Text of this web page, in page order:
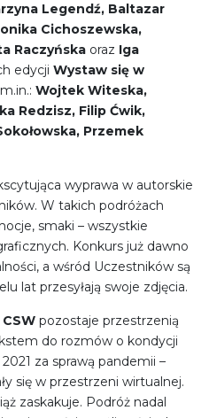
Legendź, Baltazar
Cichoszewska,
Raczyńska oraz Iga
edycji Wystaw się w
Wojtek Witeska,
Redzisz, Filip Ćwik,
Przemek
wyprawa w autorskie
W takich podróżach
smaki – wszystkie
Konkurs już dawno
a wśród Uczestników są
lat przesyłają swoje zdjęcia.
pozostaje przestrzenią
do rozmów o kondycji
za sprawą pandemii –
się w przestrzeni wirtualnej.
zaskakuje. Podróż nadal